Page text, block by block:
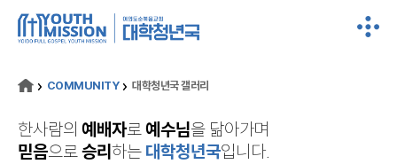
COMMUNITY 대학청년국 갤러리
한사람의 예배자로예수님을 닮아가며
믿음으로승리 하는 대학청년국입니다.